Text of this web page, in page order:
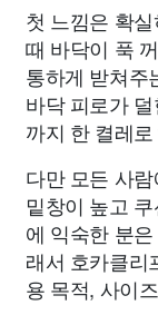
첫 느낌은 확
때 바닥이 푹
통하게 받쳐주
바닥 피로가
까지 한 켤레
다만 모든 사
밑창이 높고
에 익숙한 분
래서 호카클리
용 목적, 사이